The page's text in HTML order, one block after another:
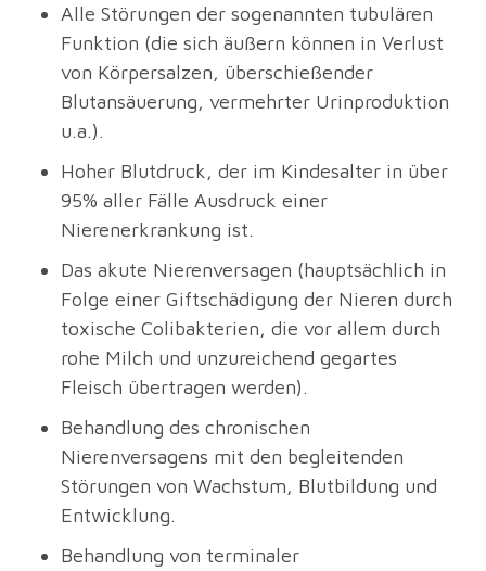
Alle Störungen der sogenannten tubulären
Funktion (die sich äußern können in Verlust
von Körpersalzen, überschießender
Blutansäuerung, vermehrter Urinproduktion
u.a.).
Hoher Blutdruck, der im Kindesalter in über
95% aller Fälle Ausdruck einer
Nierenerkrankung ist.
Das akute Nierenversagen (hauptsächlich in
Folge einer Giftschädigung der Nieren durch
toxische Colibakterien, die vor allem durch
rohe Milch und unzureichend gegartes
Fleisch übertragen werden).
Behandlung des chronischen
Nierenversagens mit den begleitenden
Störungen von Wachstum, Blutbildung und
Entwicklung.
Behandlung von terminaler